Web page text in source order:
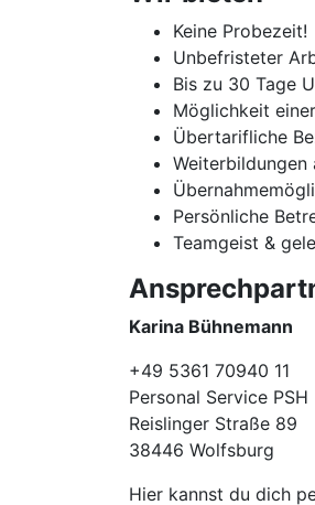
Keine Probezeit!
Unbefristeter
Bis zu 30 Tage
Möglichkeit
Übertarifliche
Weiterbildungen
Persönliche
Teamgeist &
Karina Bühnemann
+49 5361 70940 11
Personal Service PSH
Reislinger Straße 89
38446 Wolfsburg
Hier kannst du dich